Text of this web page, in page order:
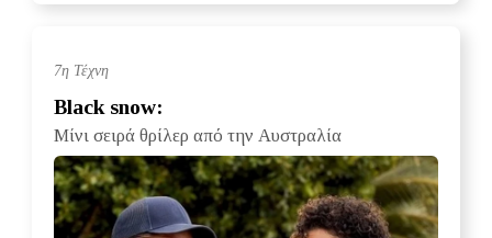
7η Τέχνη
Black snow:
Μίνι σειρά θρίλερ από την Αυστραλία